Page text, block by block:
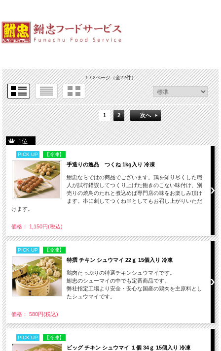
1 / 2ページ（全22件）
1 2 次へ
1位
PICK UP 【冷凍】
手造りの逸品 つくね 1kg入り 冷凍
鮒忠ならではの商品でございます。鶏を知り尽くした職
人が試行錯誤してつくり上げた飽きのこない味付け、別
売りの焼鳥のたれと煮込めば専門店の味をお楽しみ頂け
ます。串に刺してつくね串としてもお召し上がりいただ
けます。
価格： 1,150円(税込)
PICK UP 【冷凍】
特撰 チキン シュウマイ 22ｇ 15個入り 冷凍
鶏肉たっぷりの特選チキンシュウマイです。
鮒忠のシューマイの中でも定番商品です。
弊社指定工場より安全・安心な国産の鶏肉を主原料とし
たシュウマイです。
価格： 580円(税込)
PICK UP 【冷凍】
ビッグ チキン シュウマイ １個 34ｇ 15個入り 冷凍